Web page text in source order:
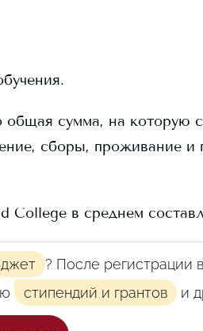
сумма, на которую
сборы, проживание
College в среднем
? После регистрации
стипендий и грантов и